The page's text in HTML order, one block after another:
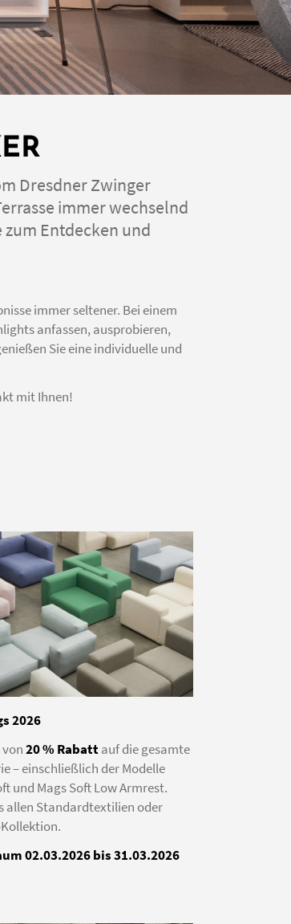
Dresdner Zwinger
immer wechselnd
Entdecken und
immer seltener. Bei einem
anfassen, ausprobieren,
Sie eine individuelle und
mit Ihnen!
2026
20 % Rabattauf die gesamte
– einschließlich der Modelle
und Mags Soft Low Armrest.
allen Standardtextilien oder
Kollektion.
02.03.2026 bis 31.03.2026